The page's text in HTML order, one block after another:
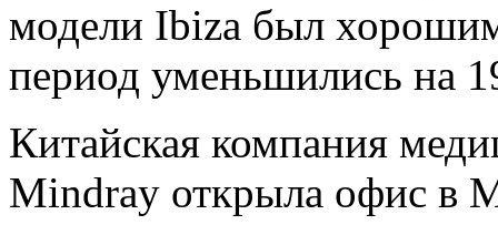
модели Ibiza был
период уменьшились на
Китайская компания
Mindray открыла офис в